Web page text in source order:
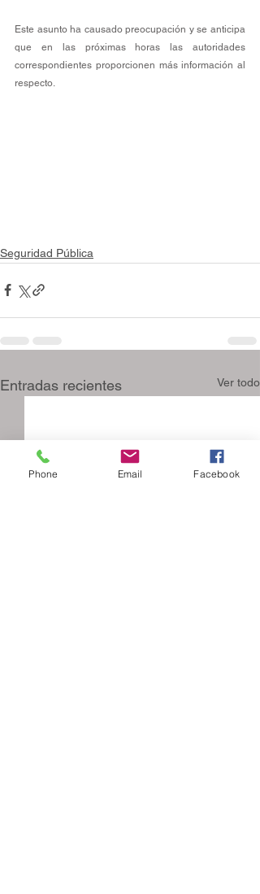
Este asunto ha causado preocupación y se anticipa
que en las próximas horas las autoridades
correspondientes proporcionen más información al
respecto.
Seguridad Pública
Entradas recientes Ver todo
Phone Email Facebook